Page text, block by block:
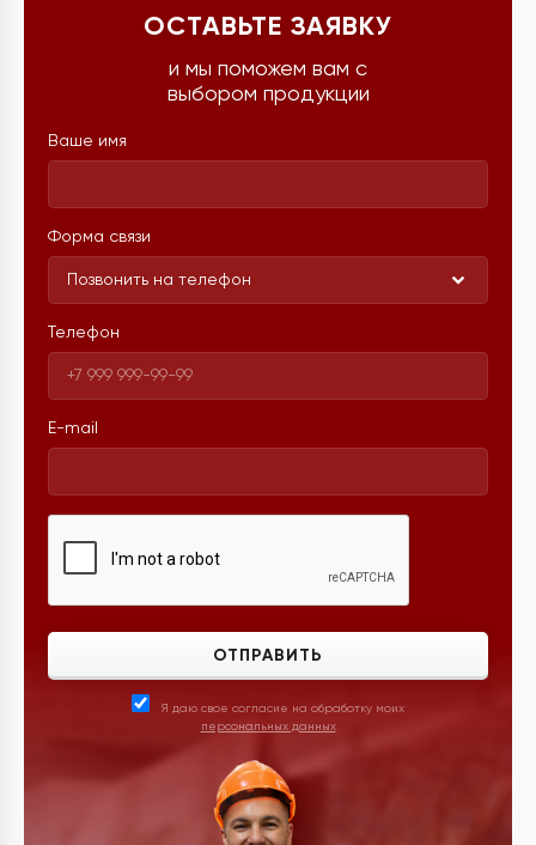
ОСТАВЬТЕ ЗАЯВКУ
и мы поможем вам с
выбором продукции
Ваше имя
Форма связи
Позвонить на телефон
Телефон
E-mail
ОТПРАВИТЬ
Я даю свое согласие на обработку моих
персональных данных